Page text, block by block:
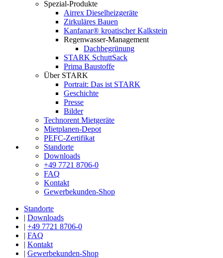
Spezial-Produkte
Airrex Dieselheizgeräte
Zirkuläres Bauen
Kanfanar® kroatischer Kalkstein
Regenwasser-Management
Dachbegrünung
STARK SchuttSack
Prima Baustoffe
Über STARK
Portrait: Das ist STARK
Geschichte
Presse
Bilder
Technorent Mietgeräte
Mietplanen-Depot
PEFC-Zertifikat
Standorte
Downloads
+49 7721 8706-0
FAQ
Kontakt
Gewerbekunden-Shop
Standorte
| Downloads
| +49 7721 8706-0
| FAQ
| Kontakt
| Gewerbekunden-Shop